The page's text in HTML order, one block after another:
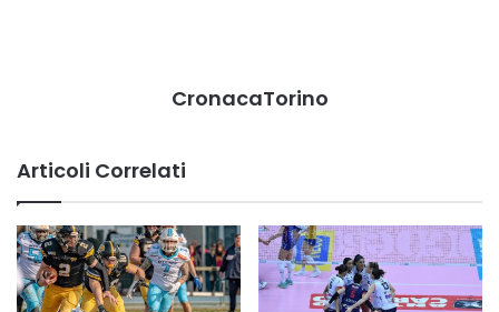
CronacaTorino
Articoli Correlati